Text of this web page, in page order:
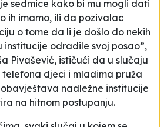
sedmice kako bi mu mogli dati
ih imamo, ili da pozivalac
o tome da li je došlo do nekih
institucije odradile svoj posao”,
Pivašević, ističući da u slučaju
telefona djeci i mladima pruža
nadležne institucije
na hitnom postupanju.